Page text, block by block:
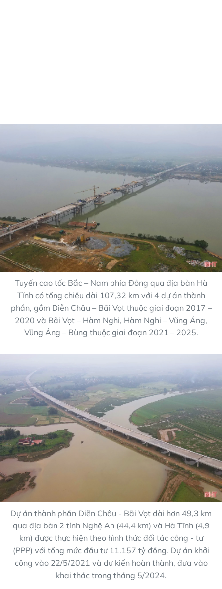
Tuyến cao tốc Bắc – Nam phía Đông qua địa bàn Hà
Tĩnh có tổng chiều dài 107,32 km với 4 dự án thành
phần, gồm Diễn Châu – Bãi Vọt thuộc giai đoạn 2017 –
2020 và Bãi Vọt – Hàm Nghi, Hàm Nghi – Vũng Áng,
Vũng Áng – Bùng thuộc giai đoạn 2021 – 2025.
Dự án thành phần Diễn Châu - Bãi Vọt dài hơn 49,3 km
qua địa bàn 2 tỉnh Nghệ An (44,4 km) và Hà Tĩnh (4,9
km) được thực hiện theo hình thức đối tác công - tư
(PPP) với tổng mức đầu tư 11.157 tỷ đồng. Dự án khởi
công vào 22/5/2021 và dự kiến hoàn thành, đưa vào
khai thác trong tháng 5/2024.